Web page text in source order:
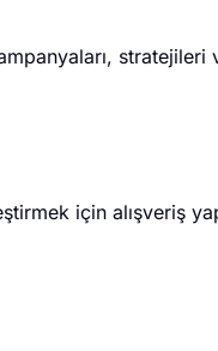
stratejileri
için alışveriş